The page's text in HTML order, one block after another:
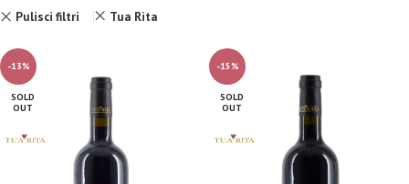
Pulisci filtri
Tua Rita
-13%
SOLD
OUT
-15%
SOLD
OUT